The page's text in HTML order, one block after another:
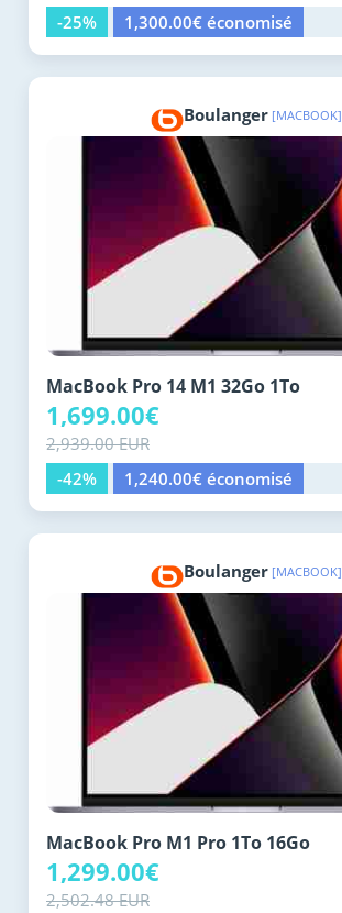
-25%
1,300.00€ économisé
Boulanger [MACBOOK]
MacBook Pro 14 M1 32Go 1To
1,699.00€
2,939.00 EUR
-42%
1,240.00€ économisé
Boulanger [MACBOOK]
MacBook Pro M1 Pro 1To 16Go
1,299.00€
2,502.48 EUR